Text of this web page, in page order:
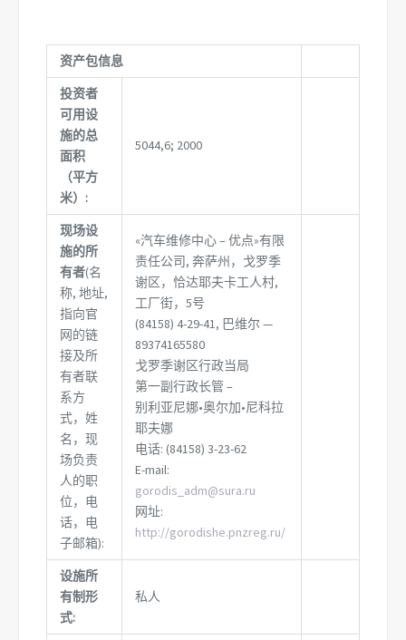
资产包信息
投资者
可用设
施的总
面积
（平方
米）:
5044,6; 2000
现场设
施的所
有者(名
称, 地址,
指向官
网的链
接及所
有者联
系方
式，姓
名，现
场负责
人的职
位，电
话，电
子邮箱):
«汽车维修中心 – 优点»有限
责任公司, 奔萨州，戈罗季
谢区，恰达耶夫卡工人村,
工厂街，5号
(84158) 4-29-41, 巴维尔 —
89374165580
戈罗季谢区行政当局
第一副行政长管 –
别利亚尼娜•奥尔加•尼科拉
耶夫娜
电话: (84158) 3-23-62
E-mail:
gorodis_adm@sura.ru
网址:
http://gorodishe.pnzreg.ru/
设施所
有制形
式:
私人